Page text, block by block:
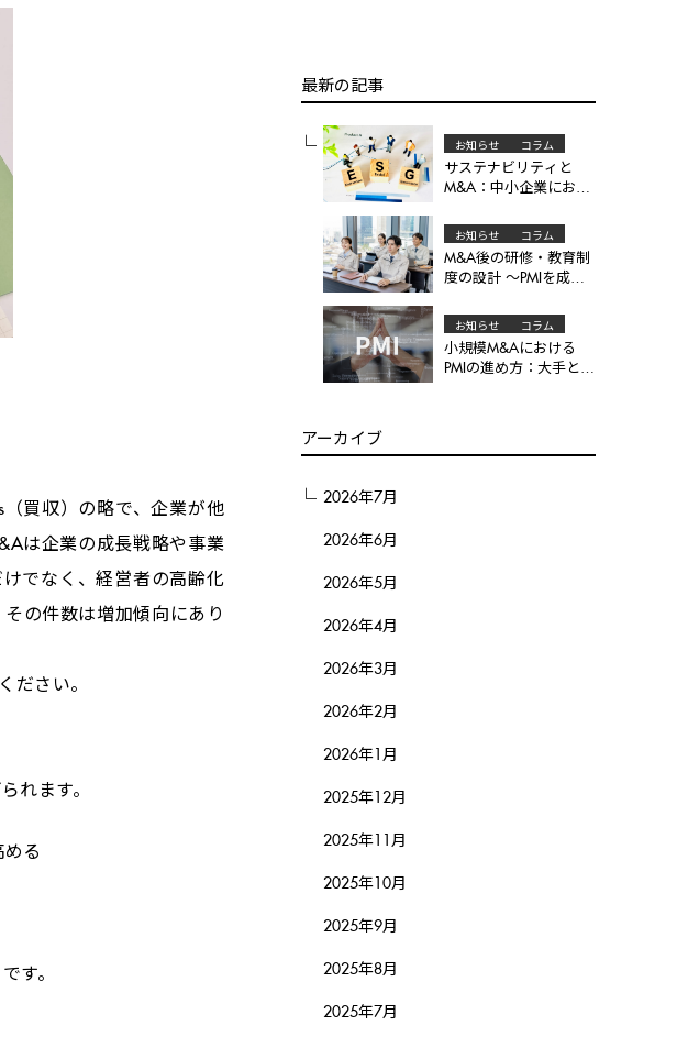
（買収）の略で、企業が他
は企業の成長戦略や事業
でなく、経営者の高齢化
の件数は増加傾向にあり
ださい。
れます。
める
す。
最新の記事
お知らせ コラム
サステナビリティと
M&A：中小企業におけ
お知らせ コラム
M&A後の研修・教育制
度の設計 ～PMIを成功
仕組みづくりとは～
お知らせ コラム
小規模M&Aにおける
PMIの進め方：大手との
アーカイブ
2026年7月
2026年6月
2026年5月
2026年4月
2026年3月
2026年2月
2026年1月
2025年12月
2025年11月
2025年10月
2025年9月
2025年8月
2025年7月